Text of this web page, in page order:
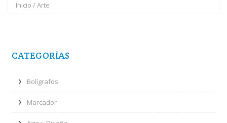
Inicio /Arte
CATEGORÍAS
Bolígrafos
Marcador